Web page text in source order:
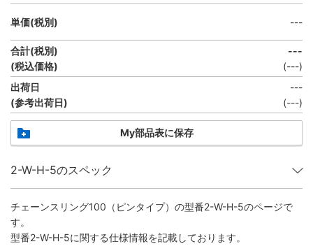
単価(税別) ---
合計(税別)
(税込価格)
---
(---)
出荷日
(参考出荷日)
---
(---)
My部品表に保存
2-W-H-5のスペック
チェーンスリング100（ピンタイプ） の型番2-W-H-5のページで
す。
型番2-W-H-5に関する仕様情報を記載しております。